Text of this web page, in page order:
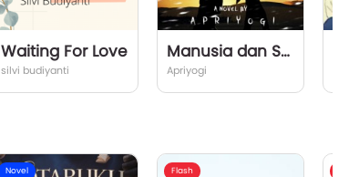
Waiting For Love
silvi budiyanti
Manusia dan Semestanya
Apriyogi
Novel Flash